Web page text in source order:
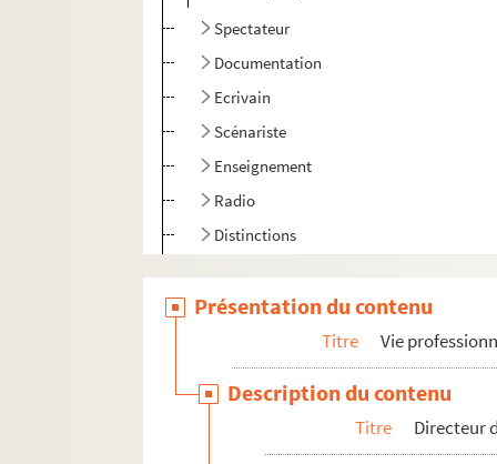
Spectateur
Documentation
Ecrivain
Scénariste
Enseignement
Radio
Distinctions
Mémoires
Présentation du contenu
Titre Vie
Description du contenu
Titre Directeur